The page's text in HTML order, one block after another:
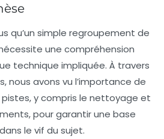
qu’un simple regroupement de
une compréhension
technique impliquée. À travers
nous avons vu l’importance de
y compris le nettoyage et
pour garantir une base
le vif du sujet.